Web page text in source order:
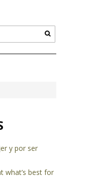
y por ser
what’s best for